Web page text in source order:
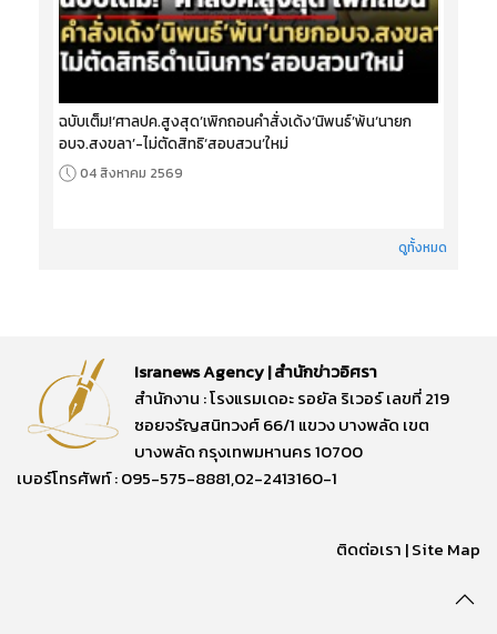
ฉบับเต็ม!‘ศาลปค.สูงสุด’เพิกถอนคำสั่งเด้ง‘นิพนธ์’พ้น‘นายก
อบจ.สงขลา’-ไม่ตัดสิทธิ‘สอบสวน’ใหม่
04 สิงหาคม 2569
ดูทั้งหมด
Isranews Agency | สำนักข่าวอิศรา
สำนักงาน : โรงแรมเดอะ รอยัล ริเวอร์ เลขที่ 219
ซอยจรัญสนิทวงศ์ 66/1 แขวง บางพลัด เขต
บางพลัด กรุงเทพมหานคร 10700
เบอร์โทรศัพท์ : 095-575-8881,02-2413160-1
ติดต่อเรา |Site Map